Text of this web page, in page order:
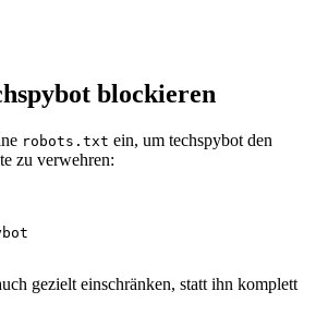
blockieren
robots.txt ein, um techspybot den
zu verwehren:
gezielt einschränken, statt ihn komplett